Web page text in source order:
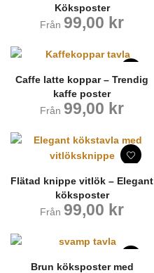
Köksposter
Från 99,00 kr
Caffe latte koppar – Trendig
kaffe poster
Från 99,00 kr
Flätad knippe vitlök – Elegant
köksposter
Från 99,00 kr
Brun köksposter med